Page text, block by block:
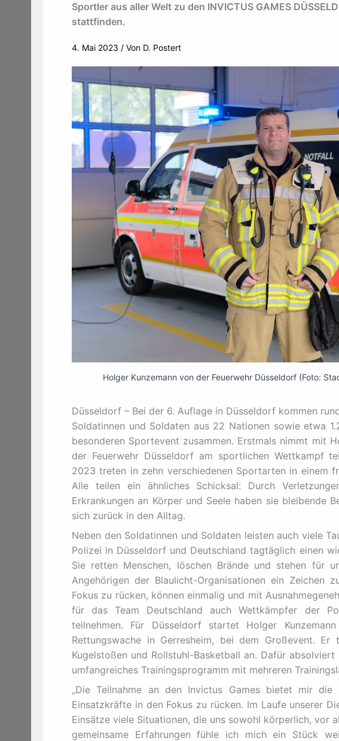
Sportler aus aller Welt zu den INVICTUS GAMES
stattfinden.
4. Mai 2023 / Von D. Postert
Holger Kunzemann von der Feuerwehr Düsseldorf (Foto:
Düsseldorf – Bei der 6. Auflage in Düsseldorf kommen
Soldatinnen und Soldaten aus 22 Nationen sowie etwa
besonderen Sportevent zusammen. Erstmals nimmt mit
der Feuerwehr Düsseldorf am sportlichen Wettkampf
2023 treten in zehn verschiedenen Sportarten in einem
Alle teilen ein ähnliches Schicksal: Durch
Erkrankungen an Körper und Seele haben sie bleibende
sich zurück in den Alltag.
Neben den Soldatinnen und Soldaten leisten auch viele
Polizei in Düsseldorf und Deutschland tagtäglich einen
Sie retten Menschen, löschen Brände und stehen für
Angehörigen der Blaulicht-Organisationen ein Zeichen
Fokus zu rücken, können einmalig und mit
für das Team Deutschland auch Wettkämpfer der
teilnehmen. Für Düsseldorf startet Holger
Rettungswache in Gerresheim, bei dem Großevent.
Kugelstoßen und Rollstuhl-Basketball an. Dafür
umfangreiches Trainingsprogramm mit mehreren
„Die Teilnahme an den Invictus Games bietet mir
Einsatzkräfte in den Fokus zu rücken. Im Laufe unserer
Einsätze viele Situationen, die uns sowohl körperlich, vor
gemeinsame Erfahrungen fühle ich mich ein Stück